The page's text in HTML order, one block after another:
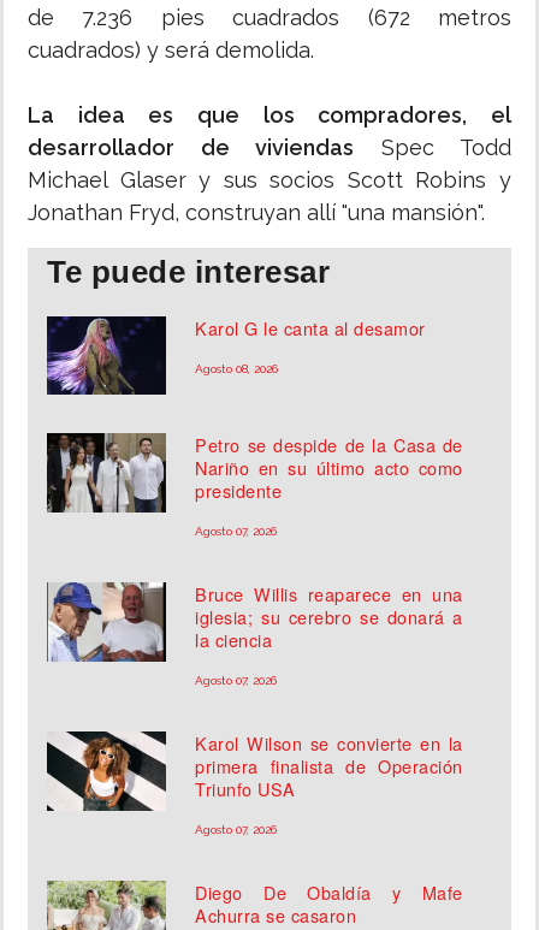
de 7.236 pies cuadrados (672 metros
cuadrados) y será demolida.
La idea es que los compradores, el
desarrollador de viviendas Spec Todd
Michael Glaser y sus socios Scott Robins y
Jonathan Fryd, construyan allí "una mansión".
Te puede interesar
Karol G le canta al desamor
Agosto 08, 2026
Petro se despide de la Casa de
Nariño en su último acto como
presidente
Agosto 07, 2026
Bruce Willis reaparece en una
iglesia; su cerebro se donará a
la ciencia
Agosto 07, 2026
Karol Wilson se convierte en la
primera finalista de Operación
Triunfo USA
Agosto 07, 2026
Diego De Obaldía y Mafe
Achurra se casaron